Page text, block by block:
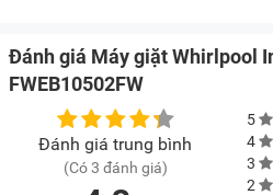
Máy giặt được áp dụng 3 công
Công nghệ cảm biến thông
Công nghệ Sanitize Wash
Chương trình giặt sát khuẩn
Đánh giá Máy giặt Whirlpool
FWEB10502FW
Đánh giá trung bình
(Có 3 đánh giá)
5
4
3
2